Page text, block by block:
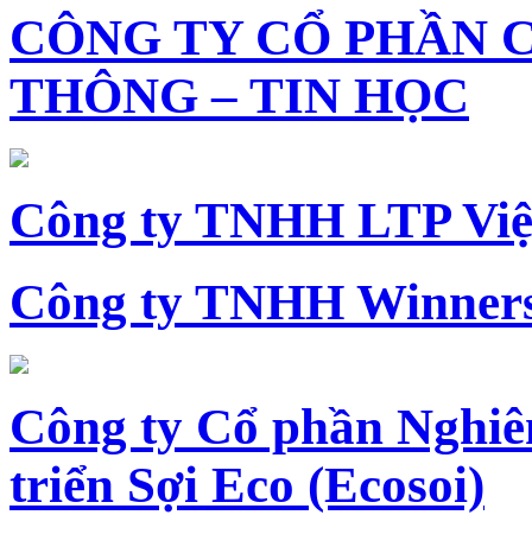
CÔNG TY CỔ PHẦN
THÔNG – TIN HỌC
Công ty TNHH LTP
Công ty TNHH
Công ty Cổ phần
triển Sợi Eco (Ecosoi)